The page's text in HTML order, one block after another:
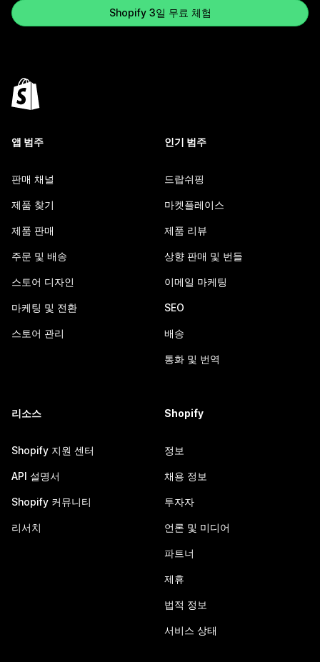
Shopify 3일 무료 체험
앱 범주
판매 채널
제품 찾기
제품 판매
주문 및 배송
스토어 디자인
마케팅 및 전환
스토어 관리
인기 범주
드랍쉬핑
마켓플레이스
제품 리뷰
상향 판매 및 번들
이메일 마케팅
SEO
배송
통화 및 번역
리소스
Shopify 지원 센터
API 설명서
Shopify 커뮤니티
리서치
Shopify
정보
채용 정보
투자자
언론 및 미디어
파트너
제휴
법적 정보
서비스 상태